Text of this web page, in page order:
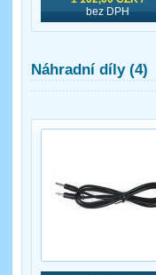
bez DPH
Náhradní díly (4)